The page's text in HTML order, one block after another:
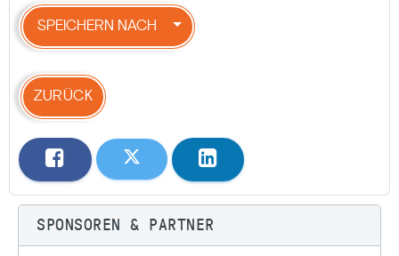
SPEICHERN NACH
ZURÜCK
SPONSOREN & PARTNER